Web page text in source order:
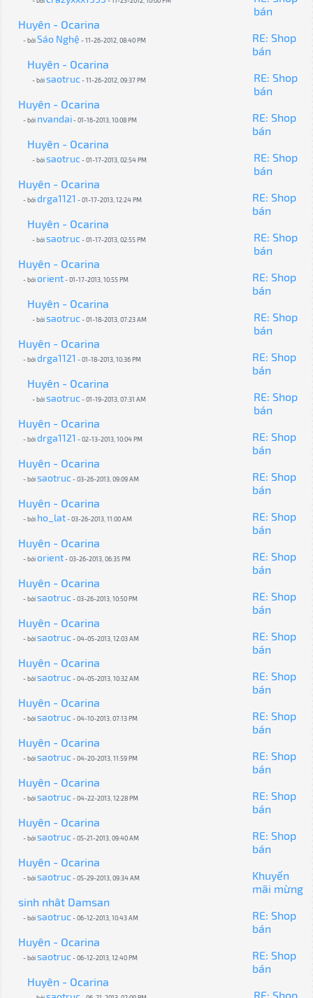
bán
Huyên - Ocarina
- bởiSáo Nghệ - 11-26-2012, 08:40 PM
RE: Shop
bán
Huyên - Ocarina
- bởisaotruc- 11-26-2012, 09:37 PM
RE: Shop
bán
Huyên - Ocarina
- bởi nvandai - 01-16-2013, 10:08 PM
RE: Shop
bán
Huyên - Ocarina
- bởisaotruc- 01-17-2013, 02:54 PM
RE: Shop
bán
Huyên - Ocarina
- bởidrga1121 - 01-17-2013, 12:24 PM
RE: Shop
bán
Huyên - Ocarina
- bởisaotruc- 01-17-2013, 02:55 PM
RE: Shop
bán
Huyên - Ocarina
- bởiorient- 01-17-2013, 10:55 PM
RE: Shop
bán
Huyên - Ocarina
- bởisaotruc- 01-18-2013, 07:23 AM
RE: Shop
bán
Huyên - Ocarina
- bởidrga1121 - 01-18-2013, 10:36 PM
RE: Shop
bán
Huyên - Ocarina
- bởisaotruc- 01-19-2013, 07:31 AM
RE: Shop
bán
Huyên - Ocarina
- bởidrga1121 - 02-13-2013, 10:04 PM
RE: Shop
bán
Huyên - Ocarina
- bởisaotruc- 03-26-2013, 09:09 AM
RE: Shop
bán
Huyên - Ocarina
- bởi ho_lat- 03-26-2013, 11:00 AM
RE: Shop
bán
Huyên - Ocarina
- bởiorient- 03-26-2013, 06:35 PM
RE: Shop
bán
Huyên - Ocarina
- bởisaotruc- 03-26-2013, 10:50 PM
RE: Shop
bán
Huyên - Ocarina
- bởisaotruc- 04-05-2013, 12:03 AM
RE: Shop
bán
Huyên - Ocarina
- bởisaotruc- 04-05-2013, 10:32 AM
RE: Shop
bán
Huyên - Ocarina
- bởisaotruc- 04-10-2013, 07:13 PM
RE: Shop
bán
Huyên - Ocarina
- bởisaotruc- 04-20-2013, 11:59 PM
RE: Shop
bán
Huyên - Ocarina
- bởisaotruc- 04-22-2013, 12:28 PM
RE: Shop
bán
Huyên - Ocarina
- bởisaotruc- 05-21-2013, 09:40 AM
RE: Shop
bán
Huyên - Ocarina
- bởisaotruc- 05-29-2013, 09:34 AM
Khuyến
mãi mừng
sinh nhât Damsan
- bởisaotruc- 06-12-2013, 10:43 AM
RE: Shop
bán
Huyên - Ocarina
- bởisaotruc- 06-12-2013, 12:40 PM
RE: Shop
bán
Huyên - Ocarina
RE: Shop